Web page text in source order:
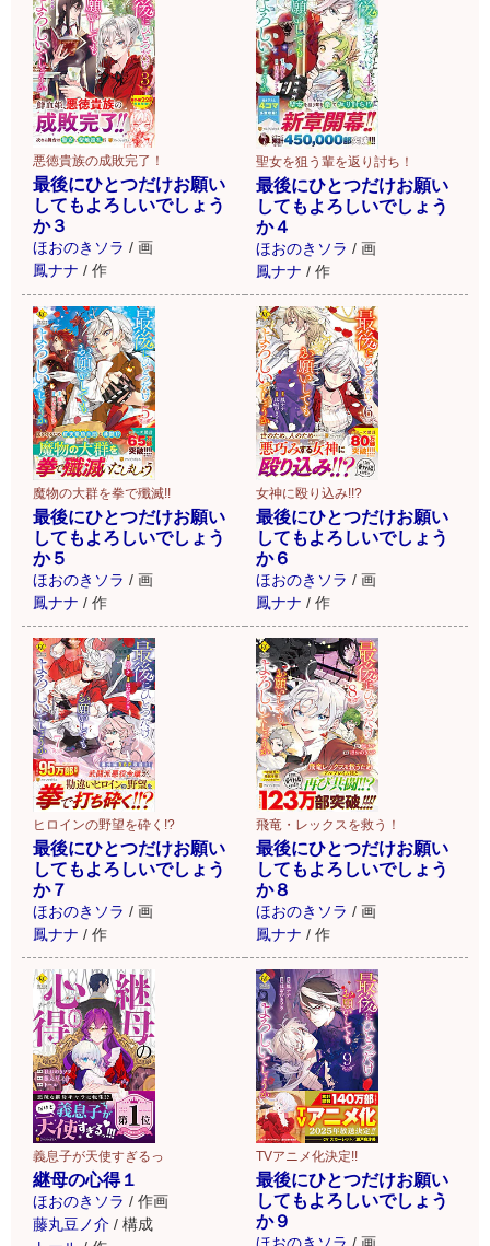
悪徳貴族の成敗完了！
最後にひとつだけお願い
してもよろしいでしょう
か３
ほおのきソラ / 画
鳳ナナ / 作
聖女を狙う輩を返り討ち！
最後にひとつだけお願い
してもよろしいでしょう
か４
ほおのきソラ / 画
鳳ナナ / 作
魔物の大群を拳で殲滅!!
最後にひとつだけお願い
してもよろしいでしょう
か５
ほおのきソラ / 画
鳳ナナ / 作
女神に殴り込み!!?
最後にひとつだけお願い
してもよろしいでしょう
か６
ほおのきソラ / 画
鳳ナナ / 作
ヒロインの野望を砕く!?
最後にひとつだけお願い
してもよろしいでしょう
か７
ほおのきソラ / 画
鳳ナナ / 作
飛竜・レックスを救う！
最後にひとつだけお願い
してもよろしいでしょう
か８
ほおのきソラ / 画
鳳ナナ / 作
義息子が天使すぎるっ
継母の心得１
ほおのきソラ / 作画
藤丸豆ノ介 / 構成
TVアニメ化決定!!
最後にひとつだけお願い
してもよろしいでしょう
か９